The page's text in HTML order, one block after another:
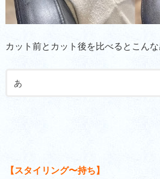
カット前とカット後を比べるとこんな
あ
【スタイリング〜持ち】